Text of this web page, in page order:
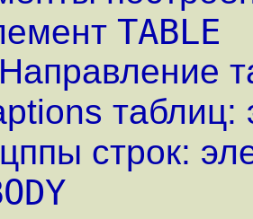
TABLE
Направление
строк: